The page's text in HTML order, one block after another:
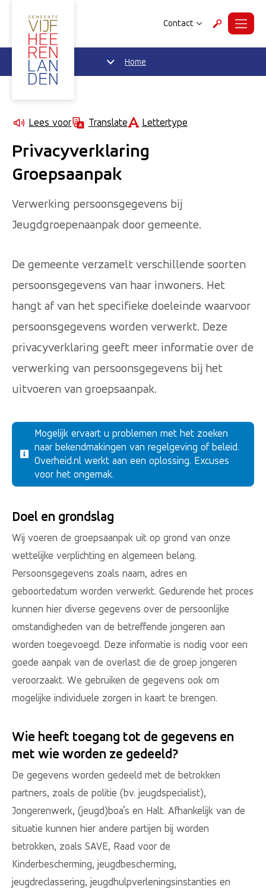
Contact ZoekenMenu
Home
Lees voor Translate Lettertype
Privacyverklaring
Groepsaanpak
Verwerking persoonsgegevens bij
Jeugdgroepenaanpak door gemeente.
De gemeente verzamelt verschillende soorten
persoonsgegevens van haar inwoners. Het
hangt af van het specifieke doeleinde waarvoor
persoonsgegevens worden verwerkt. Deze
privacyverklaring geeft meer informatie over de
verwerking van persoonsgegevens bij het
uitvoeren van groepsaanpak.
Mogelijk ervaart u problemen met het zoeken
naar bekendmakingen van regelgeving of beleid.
Overheid.nl werkt aan een oplossing. Excuses
voor het ongemak.
Doel en grondslag
Wij voeren de groepsaanpak uit op grond van onze
wettelijke verplichting en algemeen belang.
Persoonsgegevens zoals naam, adres en
geboortedatum worden verwerkt. Gedurende het proces
kunnen hier diverse gegevens over de persoonlijke
omstandigheden van de betreffende jongeren aan
worden toegevoegd. Deze informatie is nodig voor een
goede aanpak van de overlast die de groep jongeren
veroorzaakt. We gebruiken de gegevens ook om
mogelijke individuele zorgen in kaart te brengen.
Wie heeft toegang tot de gegevens en
met wie worden ze gedeeld?
De gegevens worden gedeeld met de betrokken
partners, zoals de politie (bv. jeugdspecialist),
Jongerenwerk, (jeugd)boa’s en Halt. Afhankelijk van de
situatie kunnen hier andere partijen bij worden
betrokken, zoals SAVE, Raad voor de
Kinderbescherming, jeugdbescherming,
jeugdreclassering, jeugdhulpverleningsinstanties en